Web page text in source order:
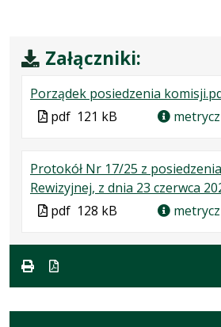
Załączniki:
Porządek posiedzenia
Plik
pdf 121 kB
Protokół Nr 17/25 z
Rewizyjnej, z dnia 23 czerwca
Plik
formacie
pdf 128 kB